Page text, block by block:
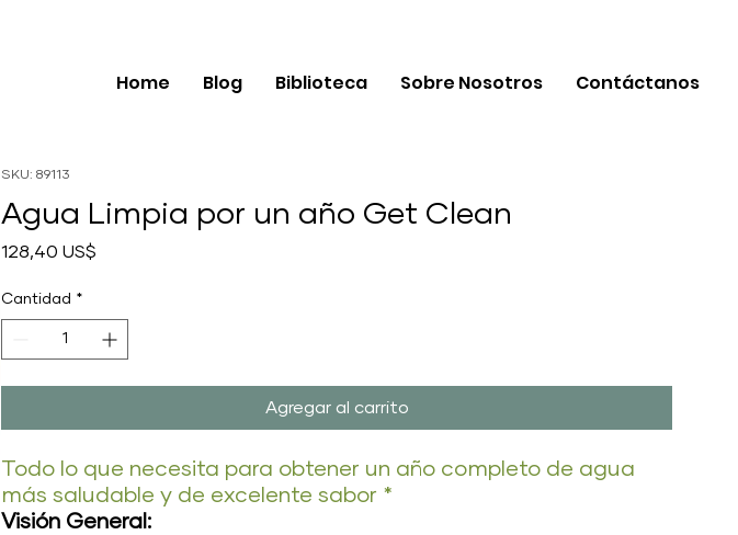
Home Blog Biblioteca Sobre Nosotros Contáctanos
SKU: 89113
Agua Limpia por un año Get Clean
128,40 US$
Cantidad *
Agregar al carrito
Todo lo que necesita para obtener un año completo de agua
más saludable y de excelente sabor *
Visión General: